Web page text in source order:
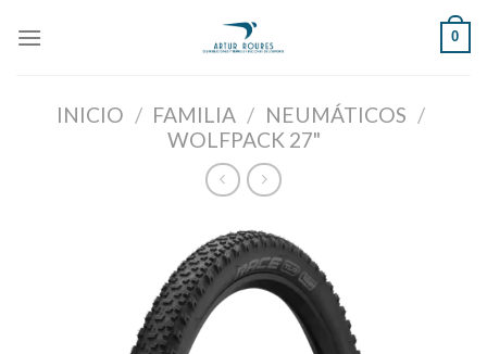
0
INICIO / FAMILIA / NEUMÁTICOS /
WOLFPACK 27"